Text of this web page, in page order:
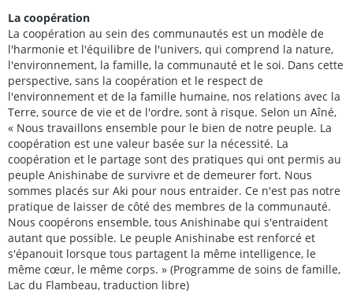
La coopération
La coopération au sein des communautés est un modèle de
l'harmonie et l'équilibre de l'univers, qui comprend la nature,
l'environnement, la famille, la communauté et le soi. Dans cette
perspective, sans la coopération et le respect de
l'environnement et de la famille humaine, nos relations avec la
Terre, source de vie et de l'ordre, sont à risque. Selon un Aîné,
« Nous travaillons ensemble pour le bien de notre peuple. La
coopération est une valeur basée sur la nécessité. La
coopération et le partage sont des pratiques qui ont permis au
peuple Anishinabe de survivre et de demeurer fort. Nous
sommes placés sur Aki pour nous entraider. Ce n'est pas notre
pratique de laisser de côté des membres de la communauté.
Nous coopérons ensemble, tous Anishinabe qui s'entraident
autant que possible. Le peuple Anishinabe est renforcé et
s'épanouit lorsque tous partagent la même intelligence, le
même cœur, le même corps. » (Programme de soins de famille,
Lac du Flambeau, traduction libre)